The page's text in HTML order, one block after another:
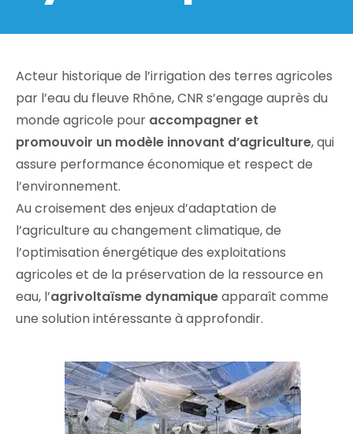
Acteur historique de l’irrigation des terres agricoles
par l’eau du fleuve Rhône, CNR s’engage auprès du
monde agricole pour accompagner et
promouvoir un modèle innovant d’agriculture, qui
assure performance économique et respect de
l’environnement.
Au croisement des enjeux d’adaptation de
l’agriculture au changement climatique, de
l’optimisation énergétique des exploitations
agricoles et de la préservation de la ressource en
eau, l’agrivoltaïsme dynamiqueapparaît comme
une solution intéressante à approfondir.